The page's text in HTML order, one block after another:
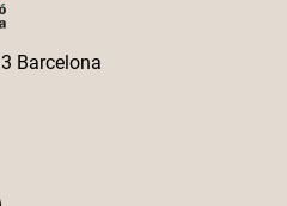
Barcelona